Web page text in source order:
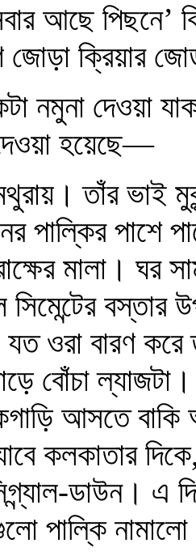
আছে পিছনে’
জোড়া ক্রিয়ার
নমুনা দেওয়া
হয়েছে—
তাঁর ভাই
পাল্কির পাশে
মালা। ঘর
ওরা বারণ করে
বোঁচা
আসতে বাকি
কলকাতার
ডাউন। এ
পাল্কি